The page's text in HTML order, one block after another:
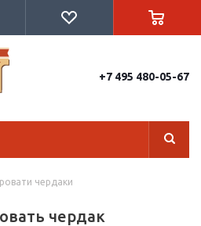
+7 495 480-05-67
чердаки
чердак